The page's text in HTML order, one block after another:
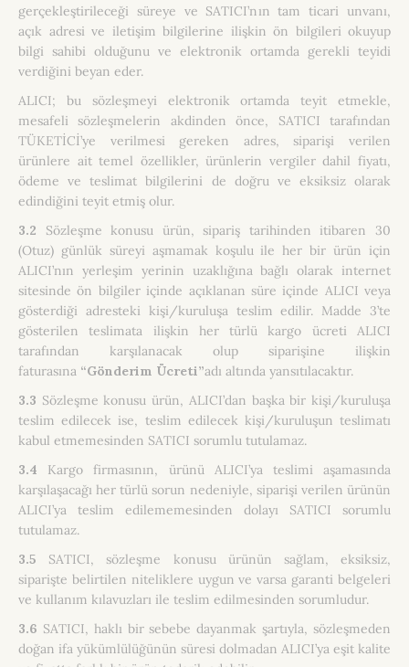
gerçekleştirileceği süreye ve SATICI’nın tam ticari unvanı,
açık adresi ve iletişim bilgilerine ilişkin ön bilgileri okuyup
bilgi sahibi olduğunu ve elektronik ortamda gerekli teyidi
verdiğini beyan eder.
ALICI; bu sözleşmeyi elektronik ortamda teyit etmekle,
mesafeli sözleşmelerin akdinden önce, SATICI tarafından
TÜKETİCİ’ye verilmesi gereken adres, siparişi verilen
ürünlere ait temel özellikler, ürünlerin vergiler dahil fiyatı,
ödeme ve teslimat bilgilerini de doğru ve eksiksiz olarak
edindiğini teyit etmiş olur.
3.2 Sözleşme konusu ürün, sipariş tarihinden itibaren 30
(Otuz) günlük süreyi aşmamak koşulu ile her bir ürün için
ALICI’nın yerleşim yerinin uzaklığına bağlı olarak internet
sitesinde ön bilgiler içinde açıklanan süre içinde ALICI veya
gösterdiği adresteki kişi/kuruluşa teslim edilir. Madde 3’te
gösterilen teslimata ilişkin her türlü kargo ücreti ALICI
tarafından karşılanacak olup siparişine ilişkin
faturasına “Gönderim Ücreti”adı altında yansıtılacaktır.
3.3 Sözleşme konusu ürün, ALICI’dan başka bir kişi/kuruluşa
teslim edilecek ise, teslim edilecek kişi/kuruluşun teslimatı
kabul etmemesinden SATICI sorumlu tutulamaz.
3.4 Kargo firmasının, ürünü ALICI’ya teslimi aşamasında
karşılaşacağı her türlü sorun nedeniyle, siparişi verilen ürünün
ALICI’ya teslim edilememesinden dolayı SATICI sorumlu
tutulamaz.
3.5 SATICI, sözleşme konusu ürünün sağlam, eksiksiz,
siparişte belirtilen niteliklere uygun ve varsa garanti belgeleri
ve kullanım kılavuzları ile teslim edilmesinden sorumludur.
3.6 SATICI, haklı bir sebebe dayanmak şartıyla, sözleşmeden
doğan ifa yükümlülüğünün süresi dolmadan ALICI’ya eşit kalite